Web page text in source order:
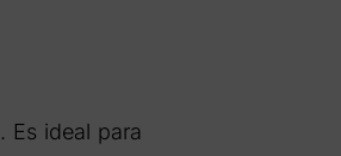
. Es ideal para